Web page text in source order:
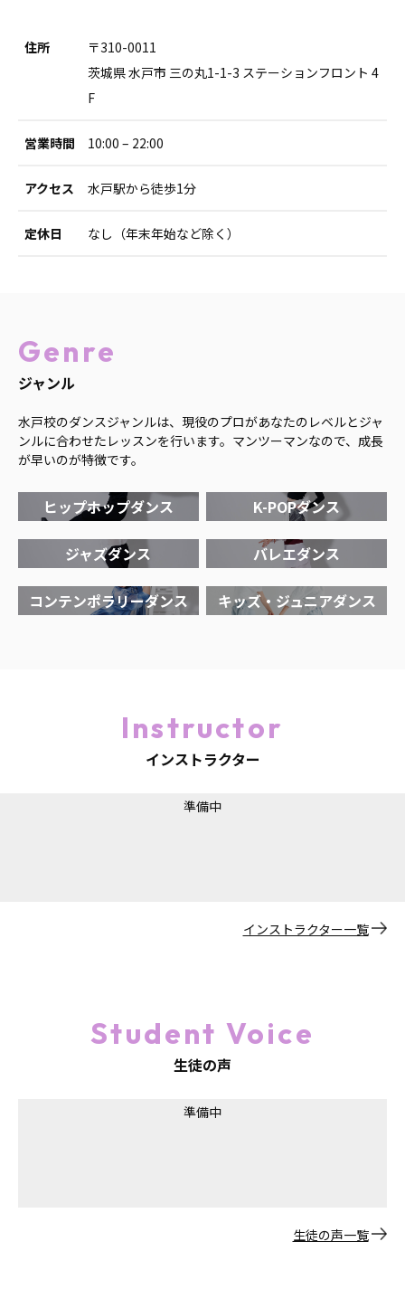
住所
〒310-0011
茨城県 水戸市 三の丸1-1-3 ステーションフロント 4
F
営業時間 10:00 – 22:00
アクセス 水戸駅から徒歩1分
定休日 なし（年末年始など除く）
Genre
ジャンル
水戸校のダンスジャンルは、現役のプロがあなたのレベルとジャ
ンルに合わせたレッスンを行います。マンツーマンなので、成長
が早いのが特徴です。
ヒップホップダンス K-POPダンス
ジャズダンス バレエダンス
コンテンポラリーダンス キッズ・ジュニアダンス
Instructor
インストラクター
準備中
インストラクター一覧
Student Voice
生徒の声
準備中
生徒の声一覧